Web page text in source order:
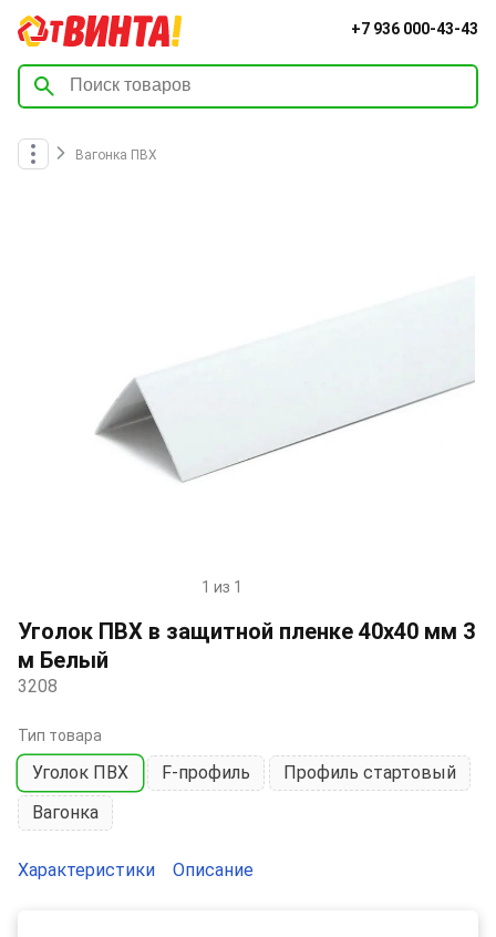
+7 936 000-43-43
Вагонка ПВХ
1
of
1
1 из 1
Уголок ПВХ в защитной пленке 40х40 мм 3
м Белый
3208
Тип товара
Уголок ПВХ F-профиль
Профиль стартовый
Вагонка
Характеристики Описание